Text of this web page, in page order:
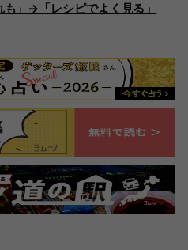
」→「レシピでよく見る」